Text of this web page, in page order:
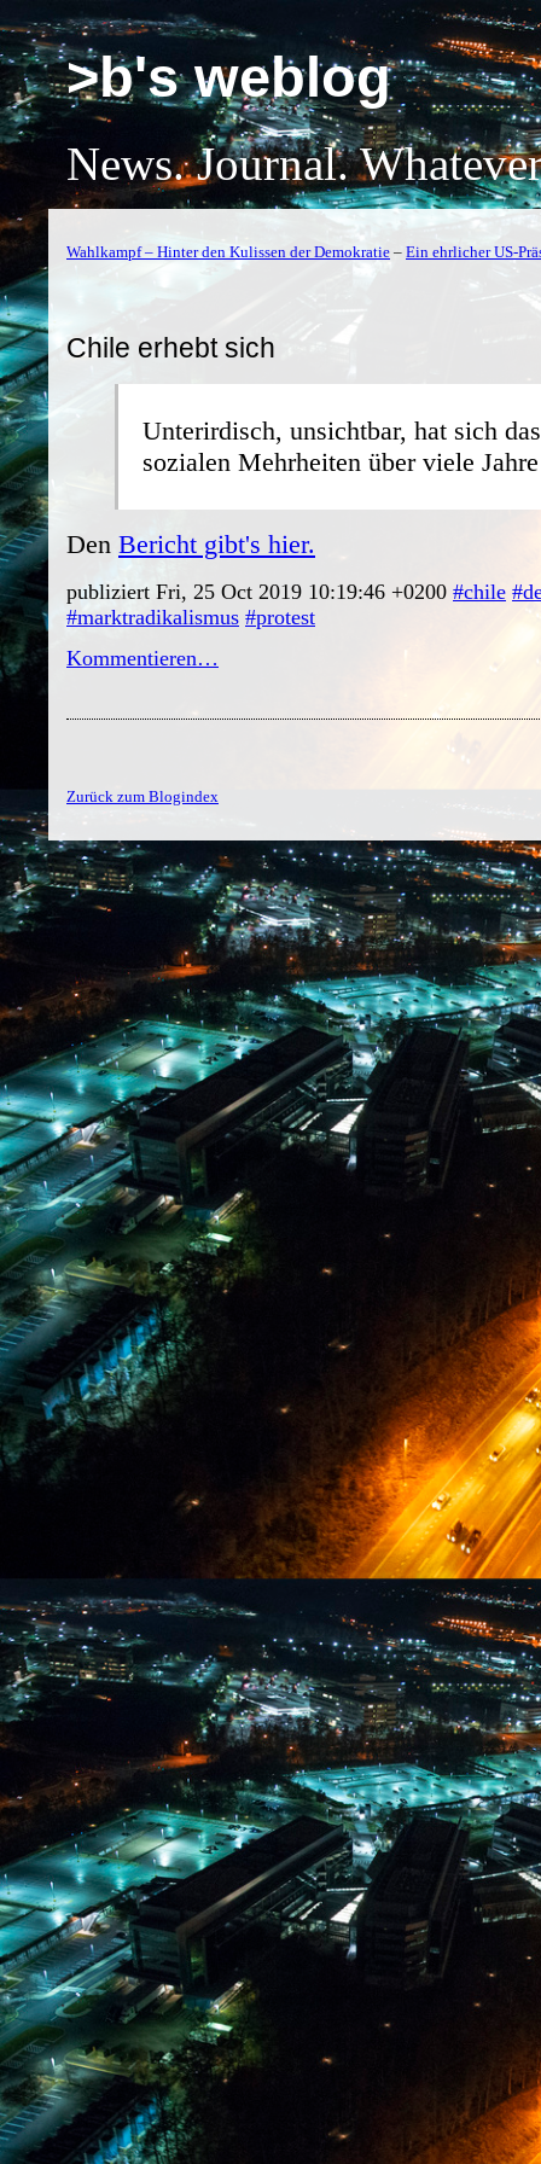
>b's weblog
News. Journal.
Wahlkampf – Hinter den Kulissen der Demokratie – Ein ehrlicher US-
Chile erhebt sich
Unterirdisch, unsichtbar, hat sich
sozialen Mehrheiten über viele
Den Bericht gibt's hier.
publiziert Fri, 25 Oct 2019 10:19:46 +0200 #chile
#marktradikalismus #protest
Kommentieren…
Zurück zum Blogindex